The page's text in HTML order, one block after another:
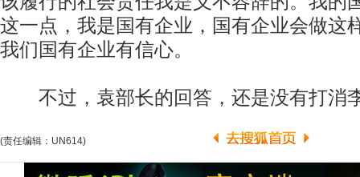
这一点，我是国有企业，国有企业会做这
我们国有企业有信心。
不过，袁部长的回答，还是没有打消
(责任编辑：UN614)